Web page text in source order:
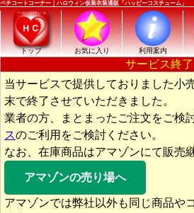
ペチコートコーナー｜ハロウィン仮装衣装通販「ハッピーコスチューム」
トップ お気に入り 利用案内
サービス終了
当サービスで提供しておりました小
末で終了させていただきました。
業者の方、まとまったご注文をご検
スのご利用をご検討ください。
なお、在庫商品はアマゾンにて販売
アマゾンの売り場へ
アマゾンでは弊社以外も同じ商品や